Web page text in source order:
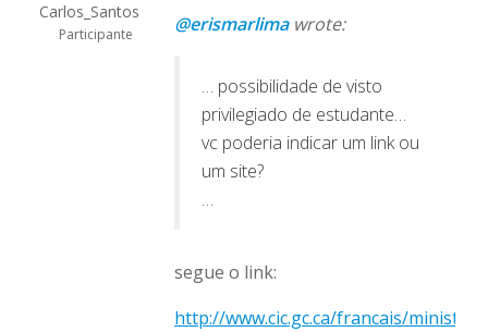
Carlos_Santos
Participante @erismarlimawrote:
… possibilidade de visto
privilegiado de estudante…
vc poderia indicar um link ou
um site?
…
segue o link:
http://www.cic.gc.ca/francais/